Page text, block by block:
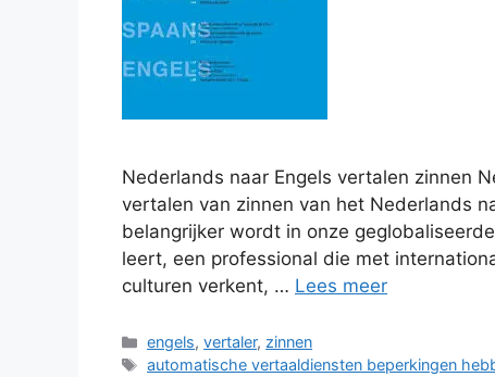
Nederlands naar Engels vertalen zinnen
vertalen van zinnen van het Nederlands
belangrijker wordt in onze
leert, een professional die met
culturen verkent, … Lees meer
Categorieën
engels,vertaler,zinnen
Tags
automatische vertaaldiensten beperkingen